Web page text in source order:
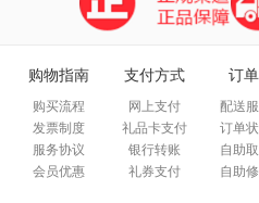
购物指南
购买流程
发票制度
服务协议
会员优惠
支付方式
网上支付
礼品卡支付
银行转账
礼券支付
订
配送
订单
自助
自助